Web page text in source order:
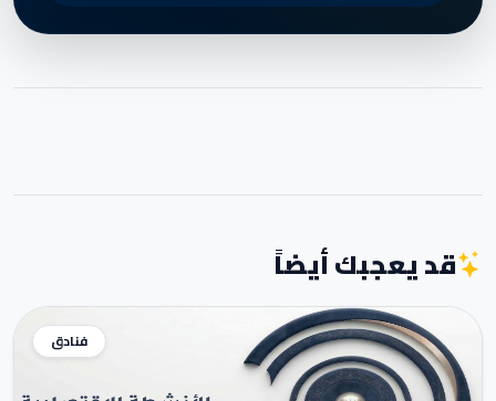
قد يعجبك أيضاً
فنادق